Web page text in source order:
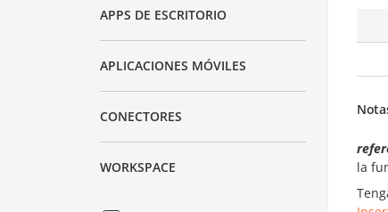
APPS DE ESCRITORIO
APLICACIONES MÓVILES
CONECTORES
WORKSPACE
la